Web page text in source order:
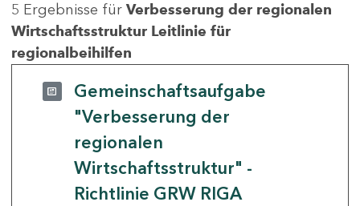
5 Ergebnisse für Verbesserung der regionalen
Wirtschaftsstruktur Leitlinie für
regionalbeihilfen
Gemeinschaftsaufgabe
"Verbesserung der
regionalen
Wirtschaftsstruktur" -
Richtlinie GRW RIGA